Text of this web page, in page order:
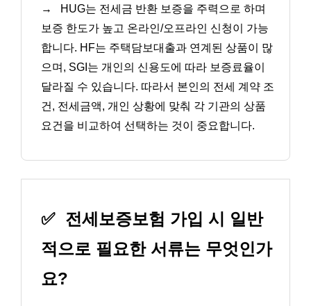
→
HUG는 전세금 반환 보증을 주력으로 하며
보증 한도가 높고 온라인/오프라인 신청이 가능
합니다. HF는 주택담보대출과 연계된 상품이 많
으며, SGI는 개인의 신용도에 따라 보증료율이
달라질 수 있습니다. 따라서 본인의 전세 계약 조
건, 전세금액, 개인 상황에 맞춰 각 기관의 상품
요건을 비교하여 선택하는 것이 중요합니다.
✅ 전세보증보험 가입 시 일반
적으로 필요한 서류는 무엇인가
요?